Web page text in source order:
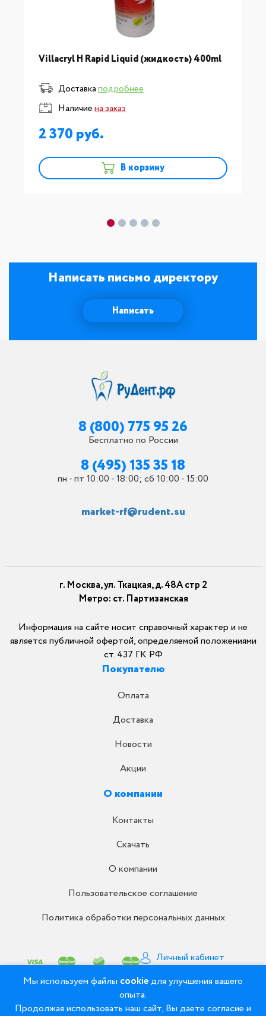
Villacryl H Rapid Liquid (жидкость) 400ml
Доставкаподробнее
Наличиена заказ
2 370
В корзину
Мы используем файлы cookieдля улучшения вашего
опыта.
Продолжая использовать наш сайт, Вы даете согласие и
Написать письмо директору
Написать
8 (800) 775 95 26
Бесплатно по России
8 (495) 135 35 18
пн - пт 10:00 - 18:00; сб 10:00 - 15:00
market-rf@rudent.su
г. Москва, ул. Ткацкая, д. 48А стр 2
Метро: ст. Партизанская
Информация на сайте носит справочный характер и не
является публичной офертой, определяемой положениями
ст. 437 ГК РФ
Покупателю
Оплата
Доставка
Новости
Акции
О компании
Контакты
Скачать
О компании
Пользовательское соглашение
Политика обработки персональных данных
Личный кабинет